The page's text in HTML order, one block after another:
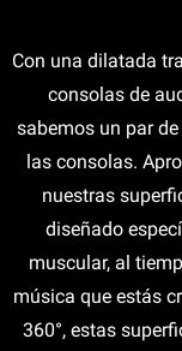
Con una dilatada
consolas de
sabemos un par
las consolas.
nuestras
diseñado
muscular, al
música que estás
360°, estas